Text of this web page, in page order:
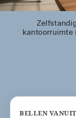
kantoorruimte
BELLEN